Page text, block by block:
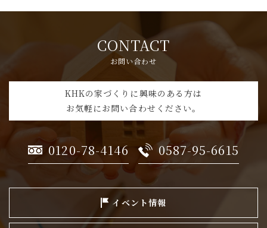
CONTACT
お問い合わせ
KHKの家づくりに興味のある方は
お気軽にお問い合わせください。
0120-78-4146 0587-95-6615
イベント情報